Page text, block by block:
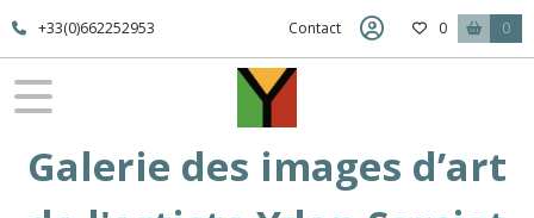
+33(0)662252953 Contact 0 0
Galerie des images d’art